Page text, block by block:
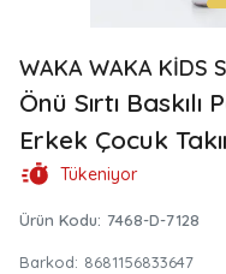
WAKA WAKA KİDS
Önü Sırtı
Erkek Çocuk
Tükeniyor
Ürün Kodu: 7468-D-7128
Barkod: 8681156833647